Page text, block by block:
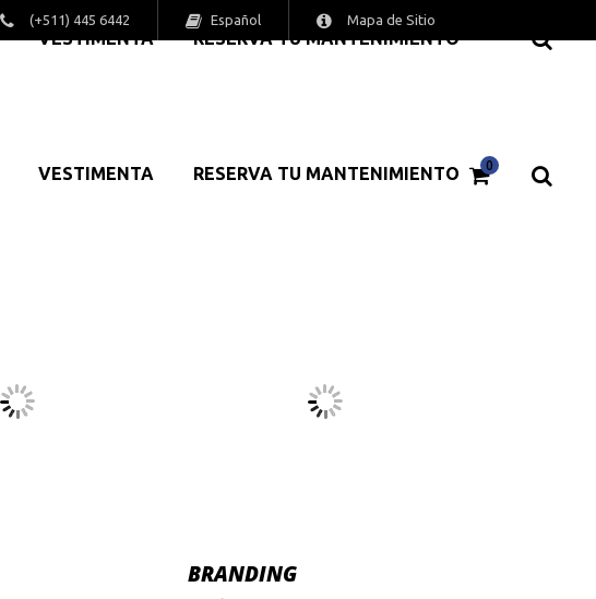
(+511) 445 6442 Español Mapa de Sitio
VESTIMENTA RESERVA TU MANTENIMIENTO 0
VESTIMENTA RESERVA TU MANTENIMIENTO
BRANDING